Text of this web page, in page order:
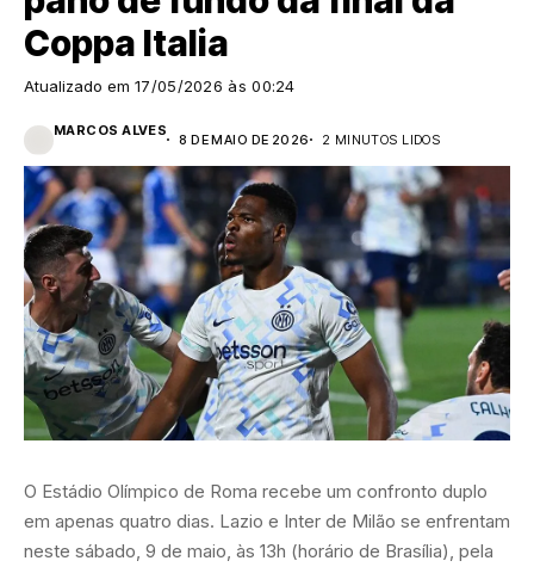
Coppa Italia
Atualizado em 17/05/2026 às 00:24
MARCOS ALVES
8 DE MAIO DE 2026 2 MINUTOS LIDOS
O Estádio Olímpico de Roma recebe um confronto duplo
em apenas quatro dias. Lazio e Inter de Milão se enfrentam
neste sábado, 9 de maio, às 13h (horário de Brasília), pela